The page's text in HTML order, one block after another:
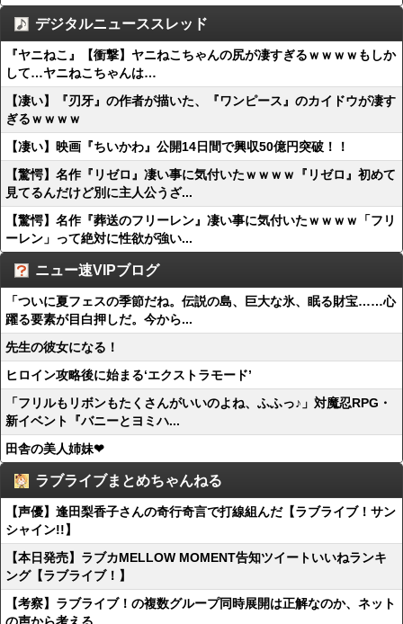
デジタルニューススレッド
『ヤニねこ』【衝撃】ヤニねこちゃんの尻が凄すぎるｗｗｗｗもしか
して…ヤニねこちゃんは…
【凄い】『刃牙』の作者が描いた、『ワンピース』のカイドウが凄す
ぎるｗｗｗｗ
【凄い】映画『ちいかわ』公開14日間で興収50億円突破！！
【驚愕】名作『リゼロ』凄い事に気付いたｗｗｗｗ『リゼロ』初めて
見てるんだけど別に主人公うざ...
【驚愕】名作『葬送のフリーレン』凄い事に気付いたｗｗｗｗ「フリ
ーレン」って絶対に性欲が強い...
ニュー速VIPブログ
「ついに夏フェスの季節だね。伝説の島、巨大な氷、眠る財宝……心
躍る要素が目白押しだ。今から...
先生の彼女になる！
ヒロイン攻略後に始まる‘エクストラモード’
「フリルもリボンもたくさんがいいのよね、ふふっ♪」対魔忍RPG・
新イベント『バニーとヨミハ...
田舎の美人姉妹❤
ラブライブまとめちゃんねる
【声優】逢田梨香子さんの奇行奇言で打線組んだ【ラブライブ！サン
シャイン!!】
【本日発売】ラブカMELLOW MOMENT告知ツイートいいねランキ
ング【ラブライブ！】
【考察】ラブライブ！の複数グループ同時展開は正解なのか、ネット